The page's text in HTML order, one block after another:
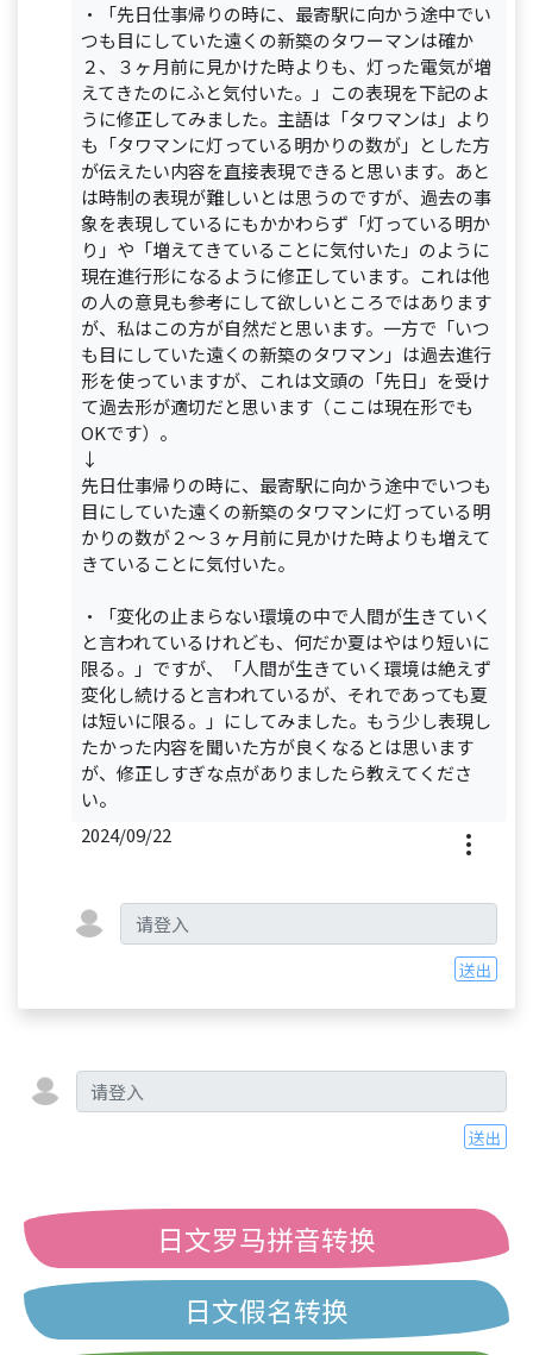
・「先日仕事帰りの時に、最寄駅に向かう途中でい
つも目にしていた遠くの新築のタワーマンは確か
２、３ヶ月前に見かけた時よりも、灯った電気が増
えてきたのにふと気付いた。」この表現を下記のよ
うに修正してみました。主語は「タワマンは」より
も「タワマンに灯っている明かりの数が」とした方
が伝えたい内容を直接表現できると思います。あと
は時制の表現が難しいとは思うのですが、過去の事
象を表現しているにもかかわらず「灯っている明か
り」や「増えてきていることに気付いた」のように
現在進行形になるように修正しています。これは他
の人の意見も参考にして欲しいところではあります
が、私はこの方が自然だと思います。一方で「いつ
も目にしていた遠くの新築のタワマン」は過去進行
形を使っていますが、これは文頭の「先日」を受け
て過去形が適切だと思います（ここは現在形でも
OKです）。
↓
先日仕事帰りの時に、最寄駅に向かう途中でいつも
目にしていた遠くの新築のタワマンに灯っている明
かりの数が２～３ヶ月前に見かけた時よりも増えて
きていることに気付いた。
・「変化の止まらない環境の中で人間が生きていく
と言われているけれども、何だか夏はやはり短いに
限る。」ですが、「人間が生きていく環境は絶えず
変化し続けると言われているが、それであっても夏
は短いに限る。」にしてみました。もう少し表現し
たかった内容を聞いた方が良くなるとは思います
が、修正しすぎな点がありましたら教えてくださ
い。
2024/09/22
送出
送出
日文罗马拼音转换
日文假名转换